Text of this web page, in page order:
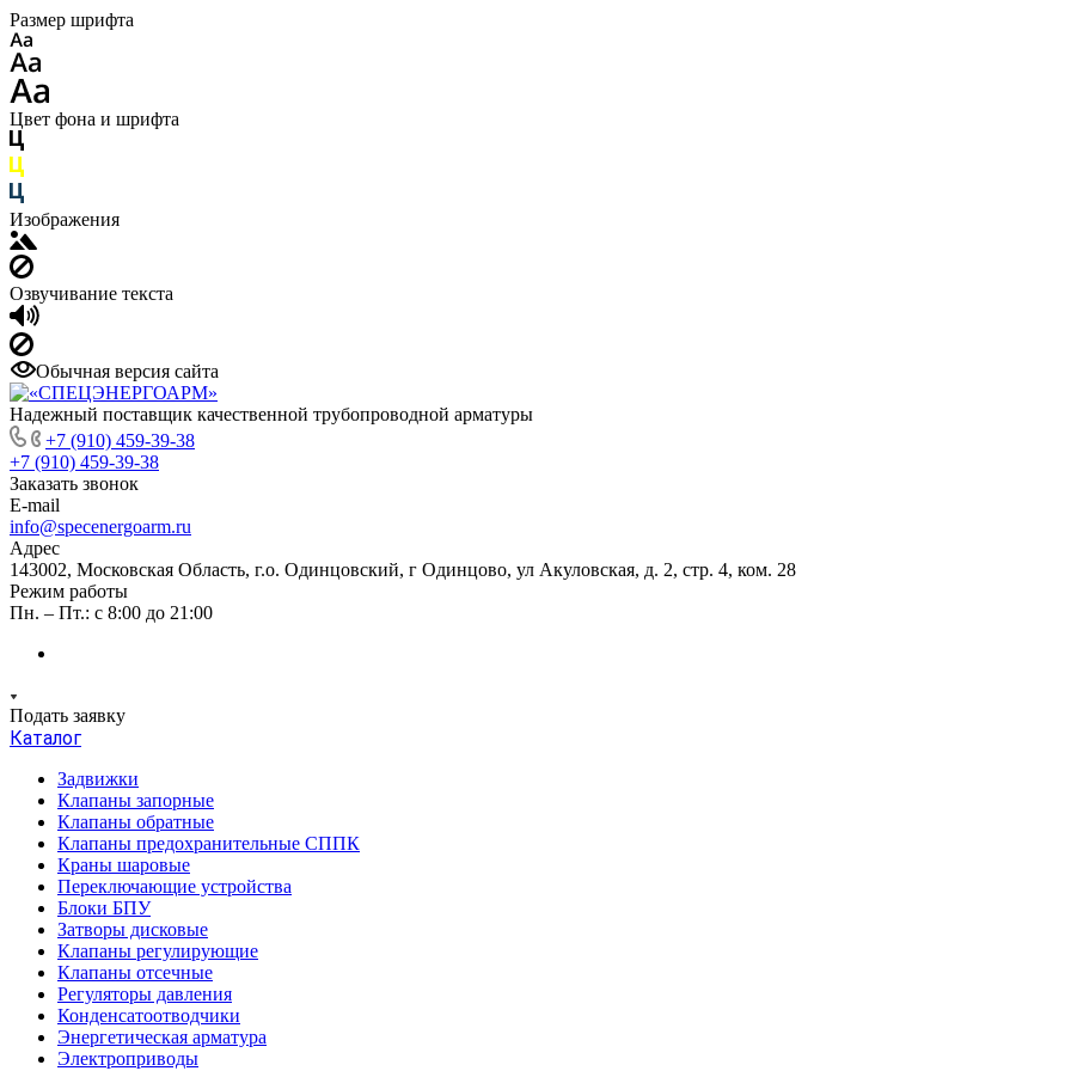
Размер шрифта
Цвет фона и шрифта
Изображения
Озвучивание текста
Обычная версия сайта
Надежный поставщик качественной трубопроводной арматуры
+7 (910) 459-39-38
+7 (910) 459-39-38
Заказать звонок
E-mail
info@specenergoarm.ru
Адрес
143002, Московская Область, г.о. Одинцовский, г Одинцово, ул Акуловская, д. 2, стр. 4, ком. 28
Режим работы
Пн. – Пт.: с 8:00 до 21:00
Подать заявку
Каталог
Задвижки
Клапаны запорные
Клапаны обратные
Клапаны предохранительные СППК
Краны шаровые
Переключающие устройства
Блоки БПУ
Затворы дисковые
Клапаны регулирующие
Клапаны отсечные
Регуляторы давления
Конденсатоотводчики
Энергетическая арматура
Электроприводы